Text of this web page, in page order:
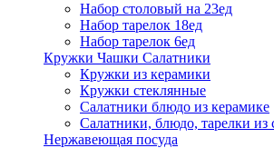
Набор столовый на 23ед
Набор тарелок 18ед
Набор тарелок 6ед
Кружки Чашки Салатники
Кружки из керамики
Кружки стеклянные
Салатники блюдо из керамике
Салатники, блюдо, тарелки из
Нержавеющая посуда